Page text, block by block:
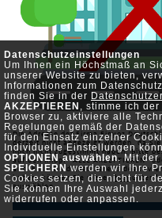
Datenschutzeinstellungen
Um Ihnen ein Höchstmaß an
unserer Website zu bieten,
Informationen zum
finden Sie in der
AKZEPTIEREN , stimme ich
Browser zu, aktiviere alle
Regelungen gemäß der
für den Einsatz einzelner
Individuelle Einstellungen
OPTIONEN auswählen. Mit
SPEICHERNwerden wir Ihre
Cookies setzen, die nicht für
Sie können Ihre Auswahl
widerrufen oder anpassen.
Die Adresse der Firma Finyoz
derzeit nicht angezeigt werden, da
noch nicht zugestimmt haben. Bitte
auf den Knopf "ALLE AKZEPTIEREN"
aus. Falls Sie diesen bereits
haben, können Sie diesenhierunter
auswählen.